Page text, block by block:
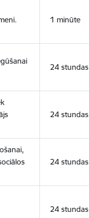
1 minūte
24 stundas
24 stundas
24 stundas
24 stundas